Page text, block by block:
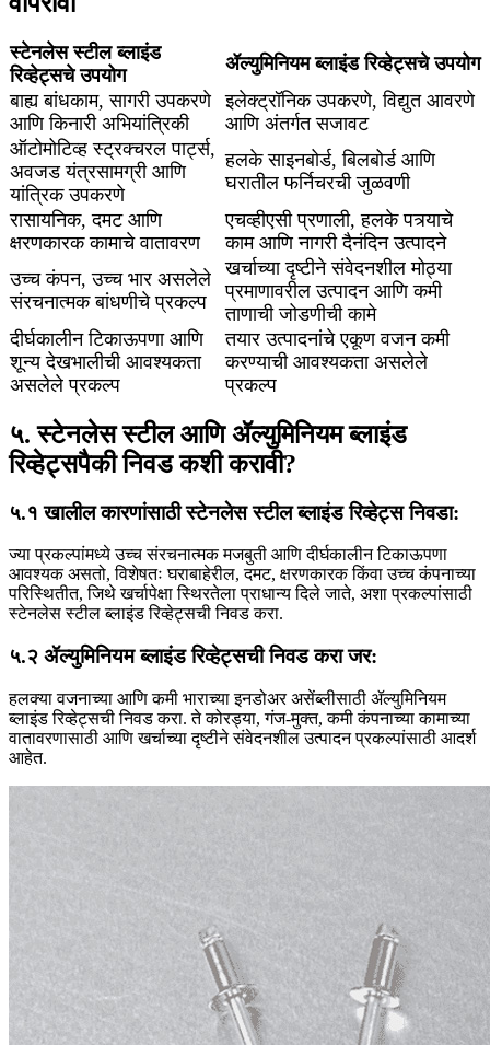
स्टेनलेस स्टील ब्लाइंड
रिव्हेट्सचे उपयोग
ॲल्युमिनियम ब्लाइंड रिव्हेट्सचे उपयोग
बाह्य बांधकाम, सागरी उपकरणे
आणि किनारी अभियांत्रिकी
इलेक्ट्रॉनिक उपकरणे, विद्युत आवरणे
आणि अंतर्गत सजावट
ऑटोमोटिव्ह स्ट्रक्चरल पार्ट्स,
अवजड यंत्रसामग्री आणि
यांत्रिक उपकरणे
हलके साइनबोर्ड, बिलबोर्ड आणि
घरातील फर्निचरची जुळवणी
रासायनिक, दमट आणि
क्षरणकारक कामाचे वातावरण
एचव्हीएसी प्रणाली, हलके पत्र्याचे
काम आणि नागरी दैनंदिन उत्पादने
उच्च कंपन, उच्च भार असलेले
संरचनात्मक बांधणीचे प्रकल्प
खर्चाच्या दृष्टीने संवेदनशील मोठ्या
प्रमाणावरील उत्पादन आणि कमी
ताणाची जोडणीची कामे
दीर्घकालीन टिकाऊपणा आणि
शून्य देखभालीची आवश्यकता
असलेले प्रकल्प
तयार उत्पादनांचे एकूण वजन कमी
करण्याची आवश्यकता असलेले
प्रकल्प
५. स्टेनलेस स्टील आणि ॲल्युमिनियम ब्लाइंड
रिव्हेट्सपैकी निवड कशी करावी?
५.१ खालील कारणांसाठी स्टेनलेस स्टील ब्लाइंड रिव्हेट्स निवडा:
ज्या प्रकल्पांमध्ये उच्च संरचनात्मक मजबुती आणि दीर्घकालीन टिकाऊपणा
आवश्यक असतो, विशेषतः घराबाहेरील, दमट, क्षरणकारक किंवा उच्च कंपनाच्या
परिस्थितीत, जिथे खर्चापेक्षा स्थिरतेला प्राधान्य दिले जाते, अशा प्रकल्पांसाठी
स्टेनलेस स्टील ब्लाइंड रिव्हेट्सची निवड करा.
५.२ ॲल्युमिनियम ब्लाइंड रिव्हेट्सची निवड करा जर:
हलक्या वजनाच्या आणि कमी भाराच्या इनडोअर असेंब्लीसाठी ॲल्युमिनियम
ब्लाइंड रिव्हेट्सची निवड करा. ते कोरड्या, गंज-मुक्त, कमी कंपनाच्या कामाच्या
वातावरणासाठी आणि खर्चाच्या दृष्टीने संवेदनशील उत्पादन प्रकल्पांसाठी आदर्श
आहेत.